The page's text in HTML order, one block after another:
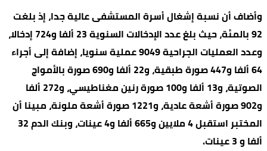
وأضاف أن نسبة إشغال أسرة المستشفى عالية جدا، إذ بلغت
92 بالمئة، حيث بلغ عدد الإدخالات السنوية 23 ألفا و724 إدخالا،
وعدد العمليات الجراحية 9049 عملية سنويا، إضافة إلى أجراء
64 ألفا و447 صورة طبقية، و22 ألفا و690 صورة بالأمواج
الصوتية، و13 ألفا و100 صورة رنين مغناطيسي، و272 ألفا
و902 صورة أشعة عادية، و1221 صورة أشعة ملونة، مبينا أن
المختبر استقبل 4 ملايين و665 ألفا و4 عينات، وبنك الدم 32
ألفا و 3 عينات.